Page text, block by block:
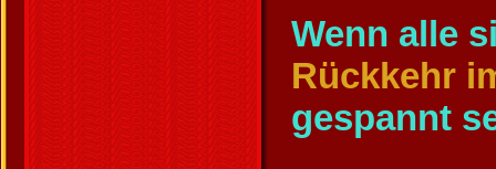
Wenn alle
Rückkehr
gespannt